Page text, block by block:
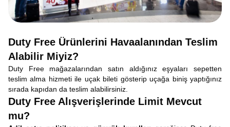
Duty Free Ürünlerini Havaalanından Teslim
Alabilir Miyiz?
Duty Free mağazalarından satın aldığınız eşyaları sepetten
teslim alma hizmeti ile uçak bileti gösterip uçağa biniş yaptığınız
sırada kapıdan da teslim alabilirsiniz.
Duty Free Alışverişlerinde Limit Mevcut
mu?